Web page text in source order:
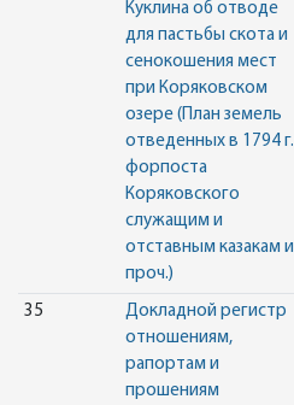
Куклина об отводе
для пастьбы скота и
сенокошения мест
при Коряковском
озере (План земель
отведенных в 1794 г.
форпоста
Коряковского
служащим и
отставным казакам и
проч.)
35
Докладной регистр
отношениям,
рапортам и
прошениям